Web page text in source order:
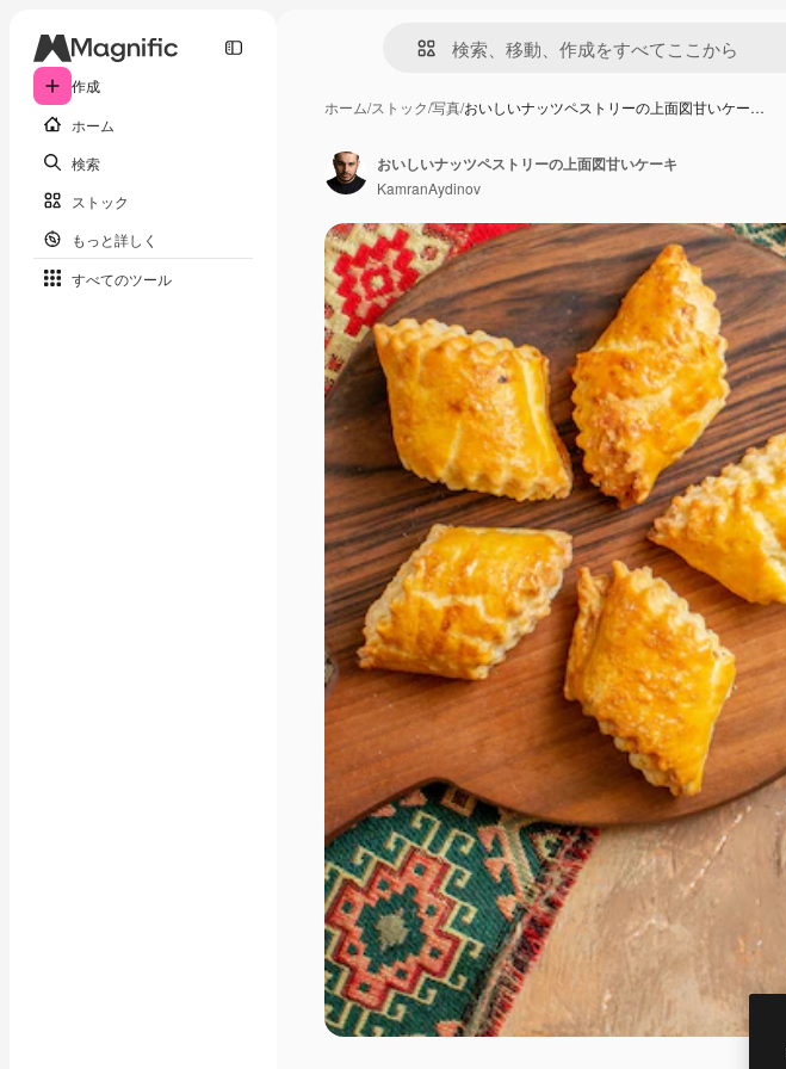
作成
ホーム
検索
ストック
もっと詳しく
すべてのツール
ホーム/ストック/写真/おいしいナッツペストリーの上面図甘いケー…
おいしいナッツペストリーの上面図甘いケーキ
KamranAydinov